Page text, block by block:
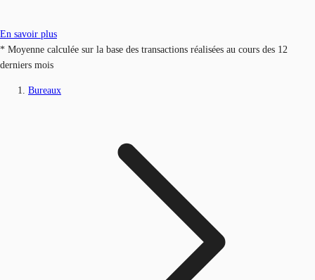
En savoir plus
* Moyenne calculée sur la base des transactions réalisées au cours des 12
derniers mois
Bureaux